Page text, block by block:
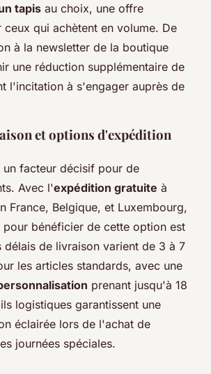
tapis au choix, une offre
ceux qui achètent en volume. De
à la newsletter de la boutique
une réduction supplémentaire de
l'incitation à s'engager auprès de
et options d'expédition
un facteur décisif pour de
Avec l'expédition gratuite à
France, Belgique, et Luxembourg,
pour bénéficier de cette option est
délais de livraison varient de 3 à 7
les articles standards, avec une
prenant jusqu'à 18
logistiques garantissent une
éclairée lors de l'achat de
journées spéciales.